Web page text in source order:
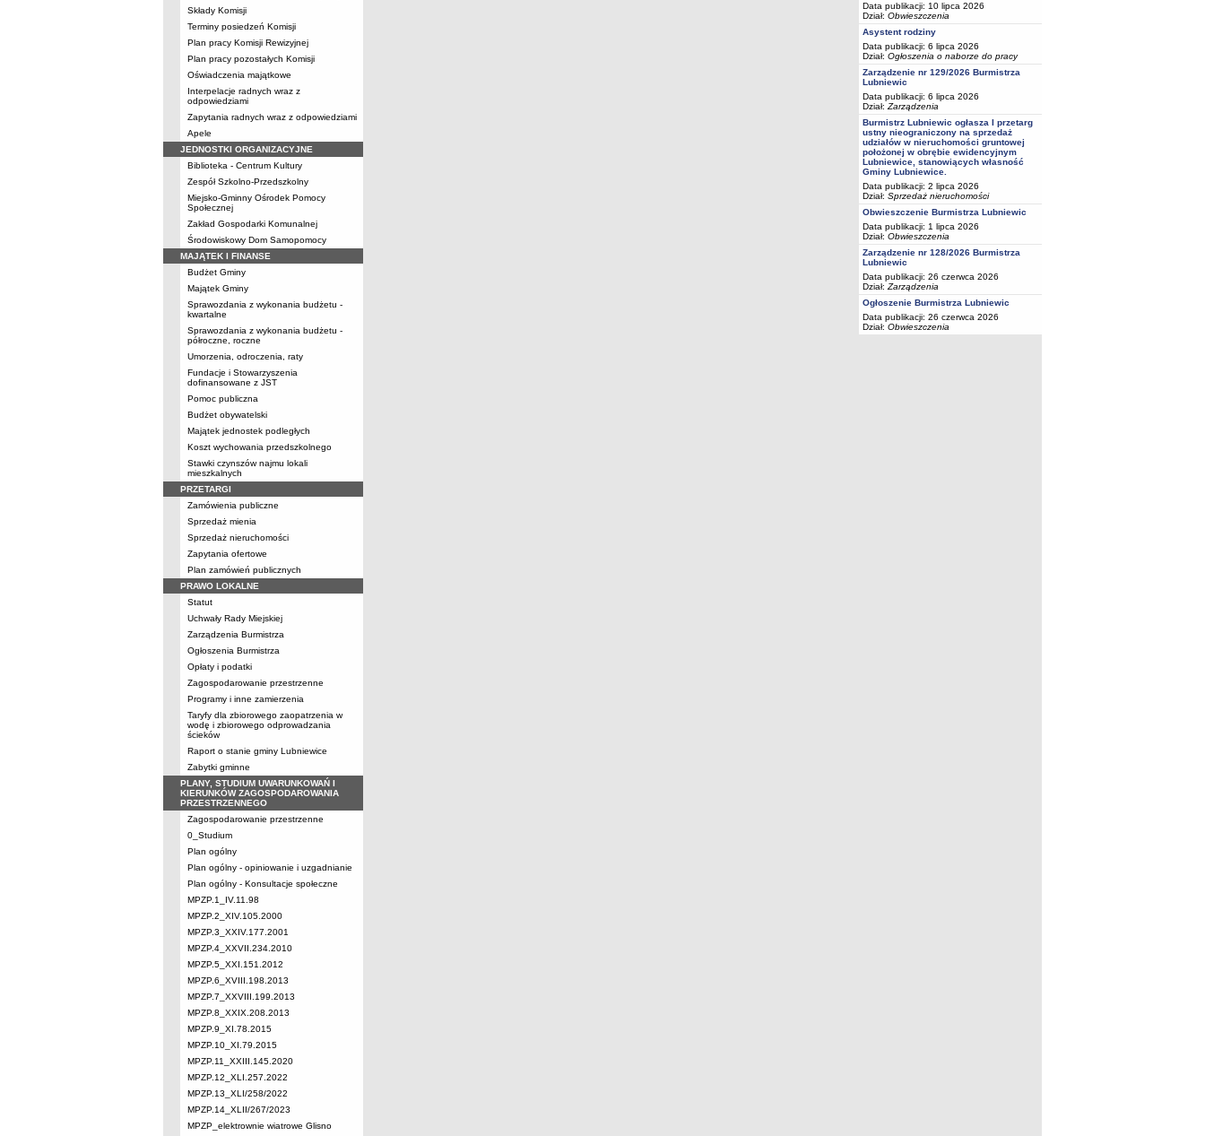
Składy Komisji
Terminy posiedzeń Komisji
Plan pracy Komisji Rewizyjnej
Plan pracy pozostałych Komisji
Oświadczenia majątkowe
Interpelacje radnych wraz z
odpowiedziami
Zapytania radnych wraz z odpowiedziami
Apele
JEDNOSTKI ORGANIZACYJNE
Biblioteka - Centrum Kultury
Zespół Szkolno-Przedszkolny
Miejsko-Gminny Ośrodek Pomocy
Społecznej
Zakład Gospodarki Komunalnej
Środowiskowy Dom Samopomocy
MAJĄTEK I FINANSE
Budżet Gminy
Majątek Gminy
Sprawozdania z wykonania budżetu -
kwartalne
Sprawozdania z wykonania budżetu -
półroczne, roczne
Umorzenia, odroczenia, raty
Fundacje i Stowarzyszenia
dofinansowane z JST
Pomoc publiczna
Budżet obywatelski
Majątek jednostek podległych
Koszt wychowania przedszkolnego
Stawki czynszów najmu lokali
mieszkalnych
PRZETARGI
Zamówienia publiczne
Sprzedaż mienia
Sprzedaż nieruchomości
Zapytania ofertowe
Plan zamówień publicznych
PRAWO LOKALNE
Statut
Uchwały Rady Miejskiej
Zarządzenia Burmistrza
Ogłoszenia Burmistrza
Opłaty i podatki
Zagospodarowanie przestrzenne
Programy i inne zamierzenia
Taryfy dla zbiorowego zaopatrzenia w
wodę i zbiorowego odprowadzania
ścieków
Raport o stanie gminy Lubniewice
Zabytki gminne
PLANY, STUDIUM UWARUNKOWAŃ I
KIERUNKÓW ZAGOSPODAROWANIA
PRZESTRZENNEGO
Zagospodarowanie przestrzenne
0_Studium
Plan ogólny
Plan ogólny - opiniowanie i uzgadnianie
Plan ogólny - Konsultacje społeczne
MPZP.1_IV.11.98
MPZP.2_XIV.105.2000
MPZP.3_XXIV.177.2001
MPZP.4_XXVII.234.2010
MPZP.5_XXI.151.2012
MPZP.6_XVIII.198.2013
MPZP.7_XXVIII.199.2013
MPZP.8_XXIX.208.2013
MPZP.9_XI.78.2015
MPZP.10_XI.79.2015
MPZP.11_XXIII.145.2020
MPZP.12_XLI.257.2022
MPZP.13_XLI/258/2022
MPZP.14_XLII/267/2023
MPZP_elektrownie wiatrowe Glisno
Data publikacji: 10 lipca 2026
Dział: Obwieszczenia
Asystent rodziny
Data publikacji: 6 lipca 2026
Dział: Ogłoszenia o naborze do pracy
Zarządzenie nr 129/2026 Burmistrza
Lubniewic
Data publikacji: 6 lipca 2026
Dział: Zarządzenia
Burmistrz Lubniewic ogłasza I przetarg
ustny nieograniczony na sprzedaż
udziałów w nieruchomości gruntowej
położonej w obrębie ewidencyjnym
Lubniewice, stanowiących własność
Gminy Lubniewice.
Data publikacji: 2 lipca 2026
Dział: Sprzedaż nieruchomości
Obwieszczenie Burmistrza Lubniewic
Data publikacji: 1 lipca 2026
Dział: Obwieszczenia
Zarządzenie nr 128/2026 Burmistrza
Lubniewic
Data publikacji: 26 czerwca 2026
Dział: Zarządzenia
Ogłoszenie Burmistrza Lubniewic
Data publikacji: 26 czerwca 2026
Dział: Obwieszczenia